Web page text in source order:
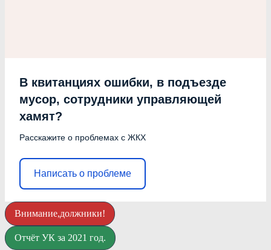
В квитанциях ошибки, в подъезде
мусор, сотрудники управляющей
хамят?
Расскажите о проблемах с ЖКХ
Написать о проблеме
Внимание,должники!
Отчёт УК за 2021 год.